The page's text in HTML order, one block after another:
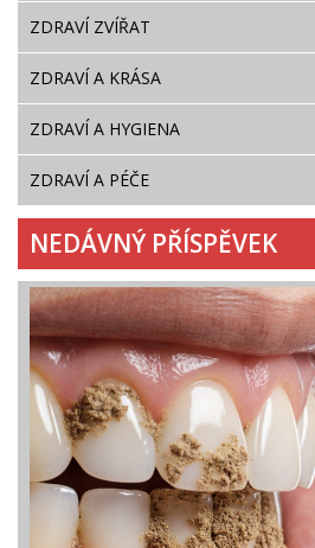
ZDRAVÍ ZVÍŘAT
ZDRAVÍ A KRÁSA
ZDRAVÍ A HYGIENA
ZDRAVÍ A PÉČE
NEDÁVNÝ PŘÍSPĚVEK